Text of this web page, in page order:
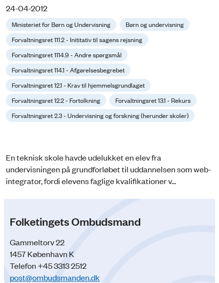
24-04-2012
Ministeriet for Børn og Undervisning
Børn og undervisning
Forvaltningsret 111.2 - Inititativ til sagens rejsning
Forvaltningsret 1114.9 - Andre spørgsmål
Forvaltningsret 114.1 - Afgørelsesbegrebet
Forvaltningsret 12.1 - Krav til hjemmelsgrundlaget
Forvaltningsret 12.2 - Fortolkning
Forvaltningsret 13.1 - Rekurs
Forvaltningsret 2.3 - Undervisning og forskning (herunder skoler)
En teknisk skole havde udelukket en elev fra
undervisningen på grundforløbet til uddannelsen som web-
integrator, fordi elevens faglige kvalifikationer v...
Folketingets Ombudsmand
Gammeltorv 22
1457 København K
Telefon +45 3313 2512
post@ombudsmanden.dk